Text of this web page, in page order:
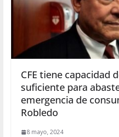
CFE tiene capacidad
suficiente para
emergencia de
Robledo
8 mayo, 2024